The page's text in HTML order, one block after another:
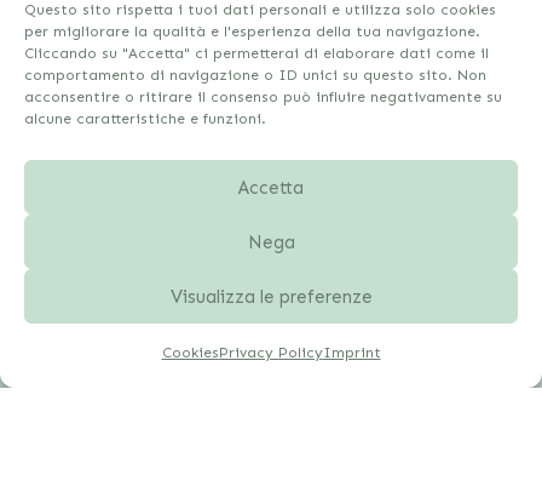
Questo sito rispetta i tuoi dati personali e utilizza solo cookies
per migliorare la qualità e l'esperienza della tua navigazione.
Cliccando su "Accetta" ci permetterai di elaborare dati come il
comportamento di navigazione o ID unici su questo sito. Non
acconsentire o ritirare il consenso può influire negativamente su
alcune caratteristiche e funzioni.
Accetta
Nega
Visualizza le preferenze
CookiesPrivacy PolicyImprint
Imprint